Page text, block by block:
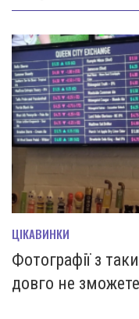
ЦІКАВИНКИ
Фотографії з
довго не